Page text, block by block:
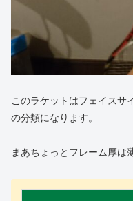
このラケットはフェイスサ
の分類になります。
まあちょっとフレーム厚は